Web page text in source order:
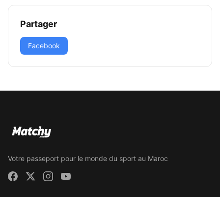
Partager
Facebook
Votre passeport pour le monde du sport au Maroc